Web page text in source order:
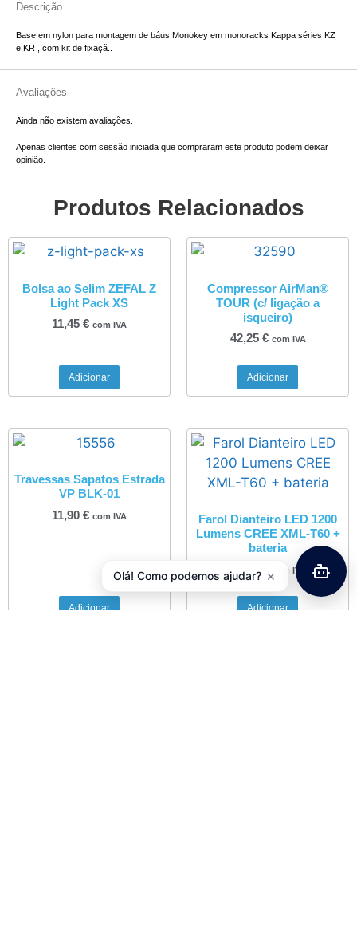
Descrição
Base em nylon para montagem de báus Monokey em monoracks Kappa séries KZ
e KR , com kit de fixaçã..
Avaliações
Ainda não existem avaliações.
Apenas clientes com sessão iniciada que compraram este produto podem deixar
opinião.
Produtos Relacionados
Bolsa ao Selim ZEFAL Z
Light Pack XS
11,45 € com IVA
Adicionar
Compressor AirMan®
TOUR (c/ ligação a
isqueiro)
42,25 € com IVA
Adicionar
Travessas Sapatos Estrada
VP BLK-01
11,90 € com IVA
Adicionar
Farol Dianteiro LED 1200
Lumens CREE XML-T60 +
bateria
52,45 com IVA
Adicionar
Olá! Como podemos ajudar? ×